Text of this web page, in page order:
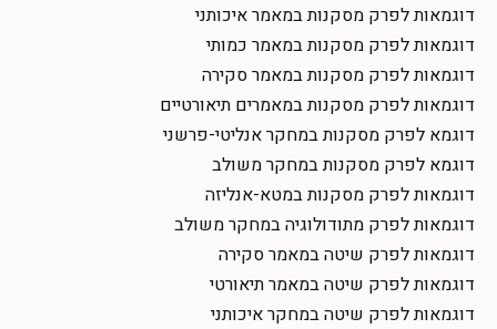
דוגמאות לפרק מסקנות במאמר איכותני
דוגמאות לפרק מסקנות במאמר כמותי
דוגמאות לפרק מסקנות במאמר סקירה
דוגמאות לפרק מסקנות במאמרים תיאורטיים
דוגמא לפרק מסקנות במחקר אנליטי-פרשני
דוגמא לפרק מסקנות במחקר משולב
דוגמאות לפרק מסקנות במטא-אנליזה
דוגמאות לפרק מתודולוגיה במחקר משולב
דוגמאות לפרק שיטה במאמר סקירה
דוגמאות לפרק שיטה במאמר תיאורטי
דוגמאות לפרק שיטה במחקר איכותני